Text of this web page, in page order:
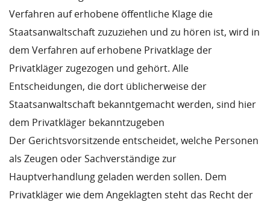
Verfahren auf erhobene öffentliche Klage die
Staatsanwaltschaft zuzuziehen und zu hören ist, wird in
dem Verfahren auf erhobene Privatklage der
Privatkläger zugezogen und gehört. Alle
Entscheidungen, die dort üblicherweise der
Staatsanwaltschaft bekanntgemacht werden, sind hier
dem Privatkläger bekanntzugeben
Der Gerichtsvorsitzende entscheidet, welche Personen
als Zeugen oder Sachverständige zur
Hauptverhandlung geladen werden sollen. Dem
Privatkläger wie dem Angeklagten steht das Recht der